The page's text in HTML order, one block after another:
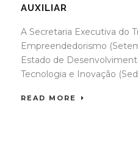
AUXILIAR
A Secretaria Executiva do
Empreendedorismo
Estado de
Tecnologia e Inovação
READ MORE